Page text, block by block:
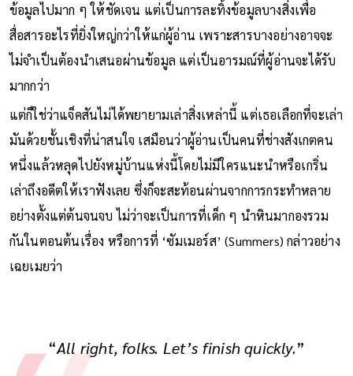
ข้อมูลไปมาก ๆ ให้ชัดเจน แต่เป็นการละทิ้งข้อมูลบางสิ่งเพื่อ
สื่อสารอะไรที่ยิ่งใหญ่กว่าให้แก่ผู้อ่าน เพราะสารบางอย่างอาจจะ
ไม่จำเป็นต้องนำเสนอผ่านข้อมูล แต่เป็นอารมณ์ที่ผู้อ่านจะได้รับ
มากกว่า
แต่ก็ใช่ว่าแจ็คสันไม่ได้พยายามเล่าสิ่งเหล่านี้ แต่เธอเลือกที่จะเล่า
มันด้วยชั้นเชิงที่น่าสนใจ เสมือนว่าผู้อ่านเป็นคนที่ช่างสังเกตคน
หนึ่งแล้วหลุดไปยังหมู่บ้านแห่งนี้โดยไม่มีใครแนะนำหรือเกริ่น
เล่าถึงอดีตให้เราฟังเลย ซึ่งก็จะสะท้อนผ่านจากการกระทำหลาย
อย่างตั้งแต่ต้นจนจบ ไม่ว่าจะเป็นการที่เด็ก ๆ นำหินมากองรวม
กันในตอนต้นเรื่อง หรือการที่ ‘ซัมเมอร์ส’ (Summers) กล่าวอย่าง
เฉยเมยว่า
“All right, folks. Let’s finish quickly.”